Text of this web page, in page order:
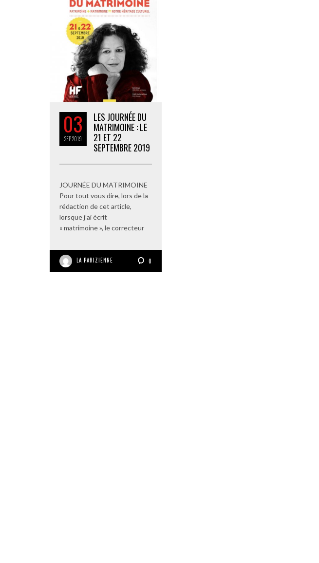
03
SEP2019
LES JOURNÉE DU
MATRIMOINE : LE
21 ET 22
SEPTEMBRE 2019
JOURNÉE DU MATRIMOINE
Pour tout vous dire, lors de la
rédaction de cet article,
lorsque j’ai écrit
« matrimoine », le correcteur
LA PARIZIENNE 0